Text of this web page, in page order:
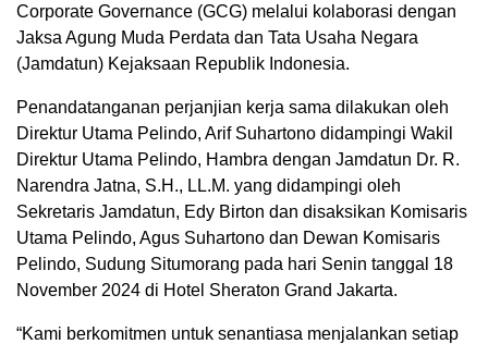
Corporate Governance (GCG) melalui kolaborasi dengan
Jaksa Agung Muda Perdata dan Tata Usaha Negara
(Jamdatun) Kejaksaan Republik Indonesia.
Penandatanganan perjanjian kerja sama dilakukan oleh
Direktur Utama Pelindo, Arif Suhartono didampingi Wakil
Direktur Utama Pelindo, Hambra dengan Jamdatun Dr. R.
Narendra Jatna, S.H., LL.M. yang didampingi oleh
Sekretaris Jamdatun, Edy Birton dan disaksikan Komisaris
Utama Pelindo, Agus Suhartono dan Dewan Komisaris
Pelindo, Sudung Situmorang pada hari Senin tanggal 18
November 2024 di Hotel Sheraton Grand Jakarta.
“Kami berkomitmen untuk senantiasa menjalankan setiap